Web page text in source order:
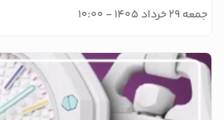
جمعه 29 خرداد 1405 - 10:00
وبلاگ